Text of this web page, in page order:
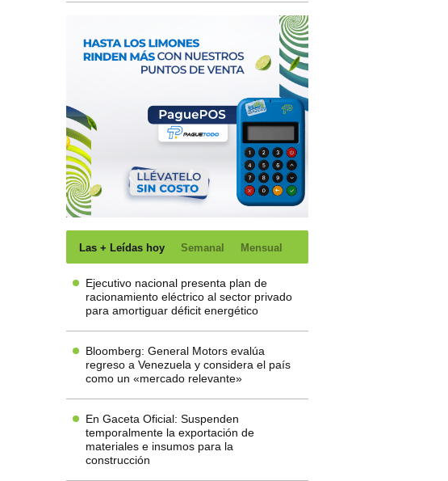
Las + Leídas hoy Semanal Mensual
Ejecutivo nacional presenta plan de
racionamiento eléctrico al sector privado
para amortiguar déficit energético
Bloomberg: General Motors evalúa
regreso a Venezuela y considera el país
como un «mercado relevante»
En Gaceta Oficial: Suspenden
temporalmente la exportación de
materiales e insumos para la
construcción